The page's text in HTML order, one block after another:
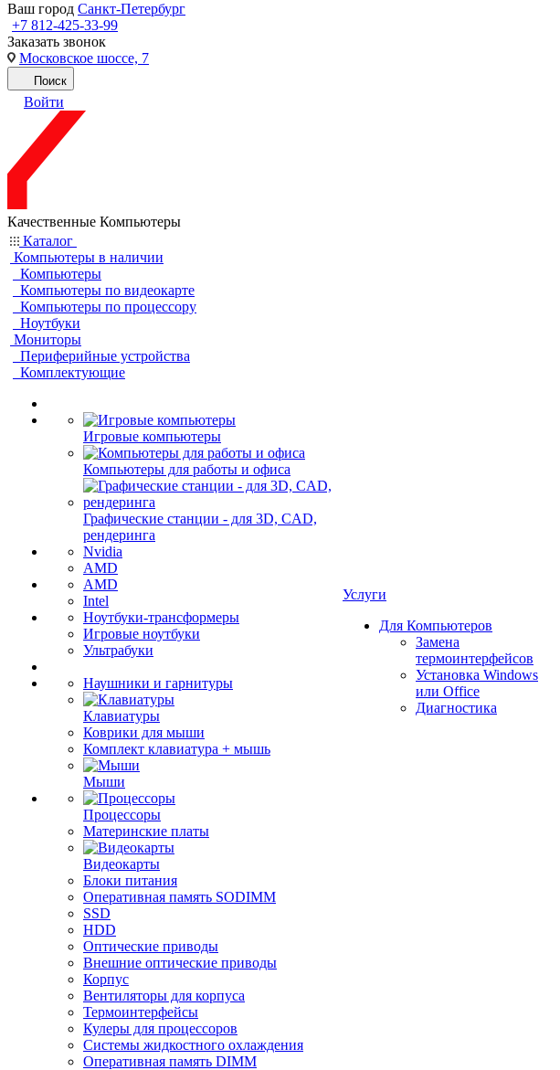
Ваш город Санкт-Петербург
+7 812-425-33-99
Заказать звонок
Московское шоссе, 7
Поиск
Войти
Качественные Компьютеры
Каталог
Компьютеры в наличии
Компьютеры
Компьютеры по видеокарте
Компьютеры по процессору
Ноутбуки
Мониторы
Периферийные устройства
Комплектующие
Игровые компьютеры
Компьютеры для работы и офиса
Графические станции - для 3D, CAD,
рендеринга
Nvidia
AMD
AMD
Intel
Ноутбуки-трансформеры
Игровые ноутбуки
Ультрабуки
Наушники и гарнитуры
Клавиатуры
Коврики для мыши
Комплект клавиатура + мышь
Мыши
Процессоры
Материнские платы
Видеокарты
Блоки питания
Оперативная память SODIMM
SSD
HDD
Оптические приводы
Внешние оптические приводы
Корпус
Вентиляторы для корпуса
Термоинтерфейсы
Кулеры для процессоров
Системы жидкостного охлаждения
Оперативная память DIMM
Услуги
Для Компьютеров
Замена
термоинтерфейсов
Установка Windows
или Office
Диагностика